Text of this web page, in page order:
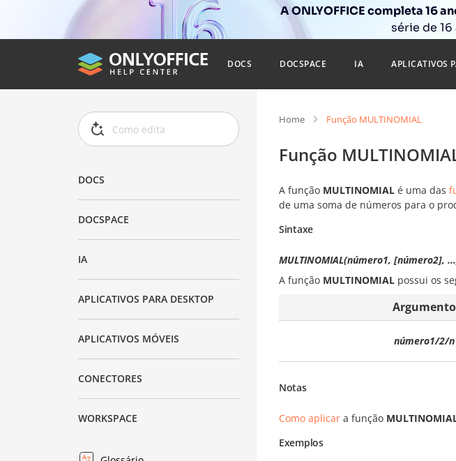
A ONLYOFFICE completa 16
série de
DOCS DOCSPACE IA APLICATIVOS
DOCS
DOCSPACE
IA
APLICATIVOS PARA DESKTOP
APLICATIVOS MÓVEIS
CONECTORES
WORKSPACE
Home Função MULTINOMIAL
Função
A função MULTINOMIAL é uma das
de uma soma de números para o
Sintaxe
MULTINOMIAL(número1, [número2],
A função MULTINOMIAL possui os
Argumento
número1/2/n
Notas
Como aplicar a função
Exemplos